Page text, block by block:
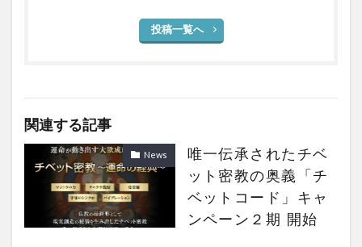
投稿一覧へ
関連する記事
News
唯一伝承されたチベ
ット密教の奥義「チ
ベットコード」キャ
ンペーン２期 開始